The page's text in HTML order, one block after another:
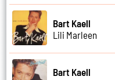
Bart Kaell
Lili Marleen
Bart Kaell